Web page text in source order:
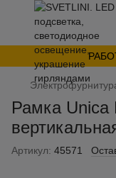
Рамка Unica
Артикул: 45571